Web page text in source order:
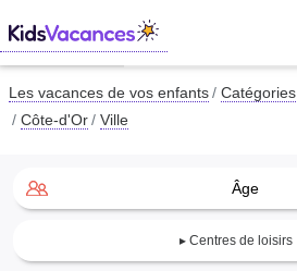
Les vacances de vos enfants Catégories
Côte-d'Or
Ville
Âge
▸ Centres de loisirs